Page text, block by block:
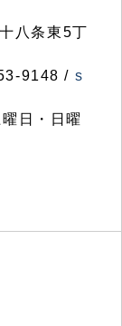
八条東5丁
9148 / s
日・日曜